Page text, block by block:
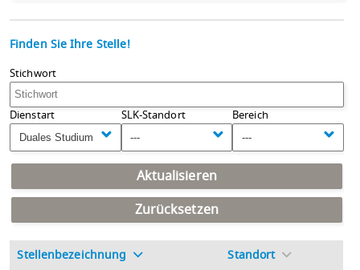
Finden Sie Ihre Stelle!
Stichwort
Dienstart
Duales Studium
SLK-Standort
---
Bereich
---
Aktualisieren
Zurücksetzen
Stellenbezeichnung
Standort